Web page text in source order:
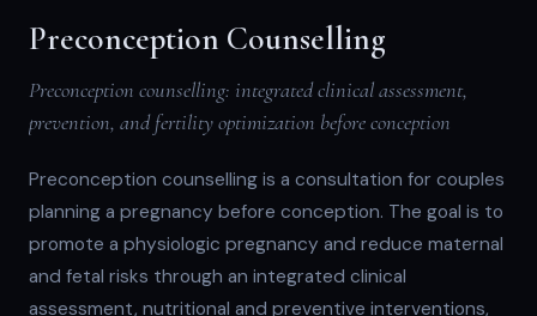
Preconception Counselling
Preconception counselling: integrated clinical assessment,
prevention, and fertility optimization before conception
Preconception counselling is a consultation for couples
planning a pregnancy before conception. The goal is to
promote a physiologic pregnancy and reduce maternal
and fetal risks through an integrated clinical
assessment, nutritional and preventive interventions,